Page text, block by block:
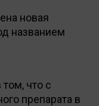
новая
названием
что с
препарата в